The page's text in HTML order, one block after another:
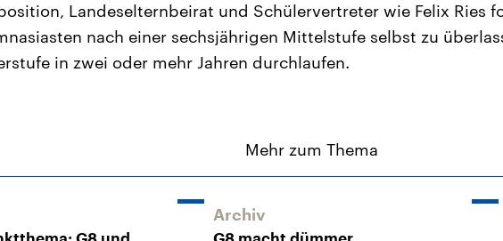
Landeselternbeirat und Schülervertreter wie Felix Ries
nach einer sechsjährigen Mittelstufe selbst zu
in zwei oder mehr Jahren durchlaufen.
Mehr zum Thema
Archiv